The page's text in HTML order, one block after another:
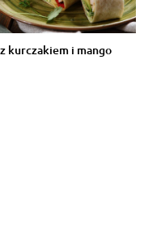
kurczakiem i mango